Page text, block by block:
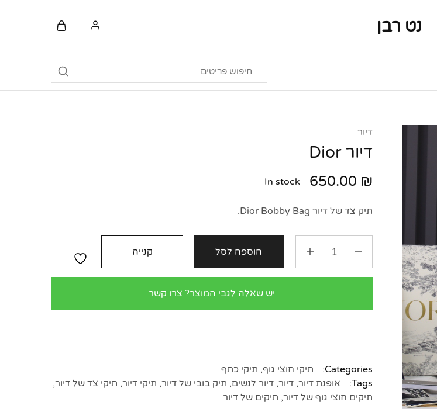
נט רבן
נט
מותגי
דיור
דיור Dior
650.00 ₪
In stock
תיק צד של דיור Dior Bobby Bag.
הוספה לסל קנייה
יש שאלה לגבי המוצר? צרו קשר
Categories: תיקי חוצי גוף, תיקי כתף
Tags:
אופנת דיור, דיור, דיור לנשים, תיק בובי של דיור, תיקי דיור, תיקי צד של דיור,
תיקים חוצי גוף של דיור, תיקים של דיור